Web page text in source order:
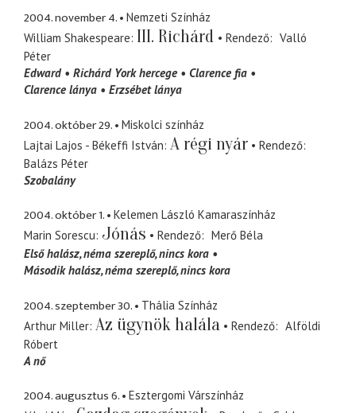
2004. november 4.
Nemzeti Színház
William Shakespeare III. Richárd Rendező
Valló
Péter
Edward
Richárd York hercege
Clarence fia
Clarence lánya
Erzsébet lánya
2004. október 29.
Miskolci színház
Lajtai Lajos - Békeffi István A régi nyár
Rendező
Balázs Péter
Szobalány
2004. október 1.
Kelemen László Kamaraszínház
Marin Sorescu Jónás Rendező
Merő Béla
Első halász néma szereplő, nincs kora
Második halász néma szereplő, nincs kora
2004. szeptember 30.
Thália Színház
Arthur Miller Az ügynök halála Rendező
Alföldi
Róbert
A nő
2004. augusztus 6.
Esztergomi Várszínház